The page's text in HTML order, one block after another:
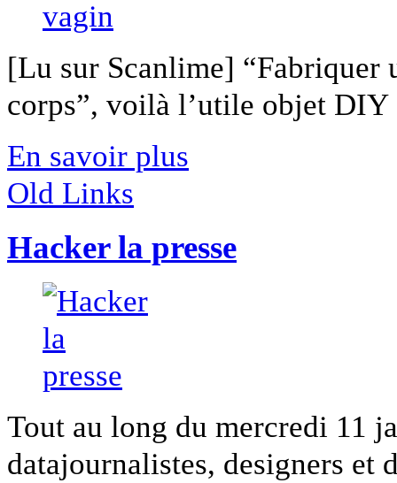
[Lu sur Scanlime] “Fabriquer
corps”, voilà l’utile objet
En savoir plus
Old Links
Hacker la presse
Tout au long du mercredi 11
datajournalistes, designers et